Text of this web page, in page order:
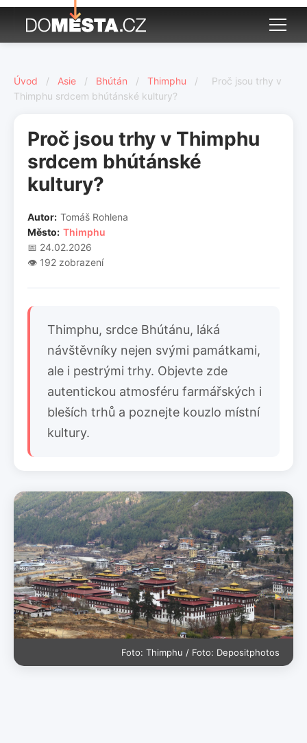
Úvod / Asie / Bhútán / Thimphu /
Proč jsou trhy v
Thimphu srdcem bhútánské kultury?
Proč jsou trhy v Thimphu
srdcem bhútánské
kultury?
Autor: Tomáš Rohlena
Město: Thimphu
📅 24.02.2026
👁️ 192 zobrazení
Thimphu, srdce Bhútánu, láká
návštěvníky nejen svými památkami,
ale i pestrými trhy. Objevte zde
autentickou atmosféru farmářských i
bleších trhů a poznejte kouzlo místní
kultury.
Foto: Thimphu / Foto: Depositphotos